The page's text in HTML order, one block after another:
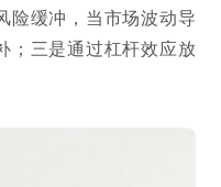
险缓冲，当市场波动导
；三是通过杠杆效应放